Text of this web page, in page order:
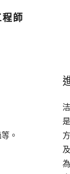
師
。